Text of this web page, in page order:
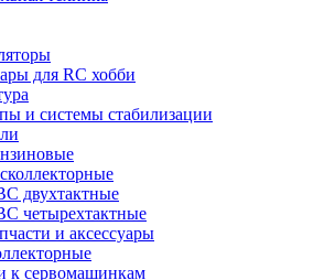
для RC хобби
и системы стабилизации
двухтактные
четырехтактные
и аксессуары
к сервомашинкам